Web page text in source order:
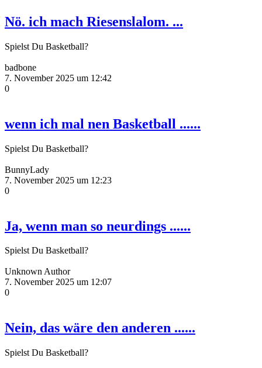
Nö. ich mach Riesenslalom. ...
Spielst Du Basketball?
badbone
7. November 2025 um 12:42
0
wenn ich mal nen Basketball ......
Spielst Du Basketball?
BunnyLady
7. November 2025 um 12:23
0
Ja, wenn man so neurdings ......
Spielst Du Basketball?
Unknown Author
7. November 2025 um 12:07
0
Nein, das wäre den anderen ......
Spielst Du Basketball?